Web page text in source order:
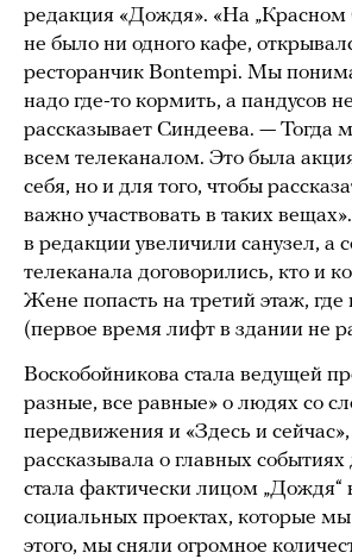
редакция «Дождя». «На „Красном
не было ни одного кафе,
ресторанчик Bontempi. Мы
надо где-то кормить, а пандусов
рассказывает Синдеева. — Тогда
всем телеканалом. Это была
себя, но и для того, чтобы
важно участвовать в таких
в редакции увеличили санузел, а
телеканала договорились, кто и
Жене попасть на третий этаж, где
(первое время лифт в здании не
Воскобойникова стала ведущей
разные, все равные» о людях со
передвижения и «Здесь и сейчас»,
рассказывала о главных
стала фактически лицом „Дождя“
социальных проектах, которые
этого, мы сняли огромное